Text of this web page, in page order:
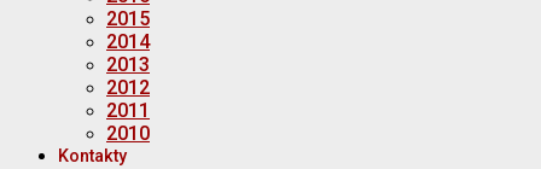
2015
2014
2013
2012
2011
2010
Kontakty